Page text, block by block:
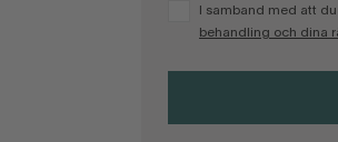
I samband med att
behandling och dina